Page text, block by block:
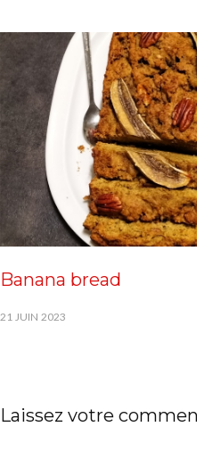
Banana bread
21 JUIN 2023
Laissez votre